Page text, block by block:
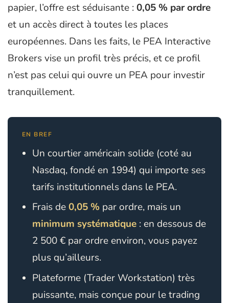
papier, l’offre est séduisante :0,05 % par ordre
et un accès direct à toutes les places
européennes. Dans les faits, le PEA Interactive
Brokers vise un profil très précis, et ce profil
n’est pas celui qui ouvre un PEA pour investir
tranquillement.
EN BREF
Un courtier américain solide (coté au
Nasdaq, fondé en 1994) qui importe ses
tarifs institutionnels dans le PEA.
Frais de0,05 % par ordre, mais un
minimum systématique : en dessous de
2 500 € par ordre environ, vous payez
plus qu’ailleurs.
Plateforme (Trader Workstation) très
puissante, mais conçue pour le trading